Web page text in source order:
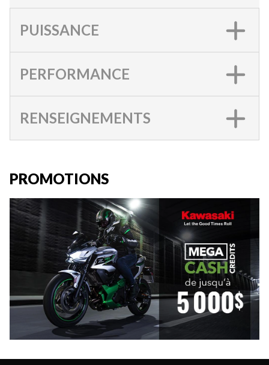
PUISSANCE
PERFORMANCE
RENSEIGNEMENTS
PROMOTIONS